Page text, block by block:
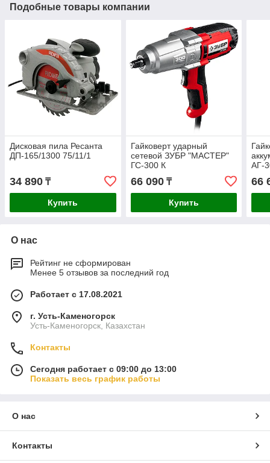
Подобные товары компании
Дисковая пила Ресанта
ДП-165/1300 75/11/1
34 890 ₸
Купить
Гайковерт ударный
сетевой ЗУБР "МАСТЕР"
ГС-300 К
66 090₸
Купить
АГ-
66
О нас
Рейтинг не сформирован
Менее 5 отзывов за последний год
Работает с 17.08.2021
г. Усть-Каменогорск
Усть-Каменогорск, Казахстан
Контакты
Сегодня работает с 09:00 до 13:00
Показать весь график работы
О нас
Контакты